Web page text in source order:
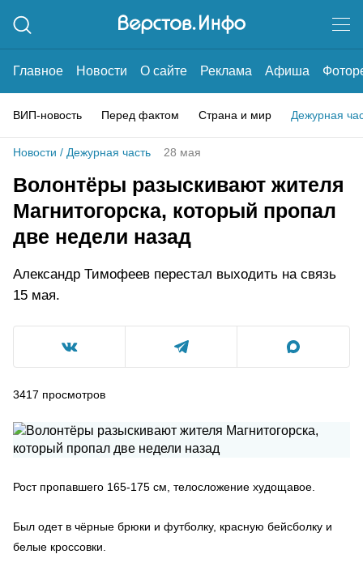
Главное Новости О сайте Реклама Афиша
ВИП-новость Перед фактом Страна и мир Дежурная
Новости / Дежурная часть 28 мая
Волонтёры разыскивают жителя
Магнитогорска, который пропал
две недели назад
Александр Тимофеев перестал выходить на связь
15 мая.
3417 просмотров
Рост пропавшего 165-175 см, телосложение худощавое.
Был одет в чёрные брюки и футболку, красную бейсболку и
белые кроссовки.